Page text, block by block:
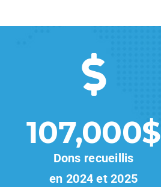
107,000$
Dons recueillis
en 2024 et 2025